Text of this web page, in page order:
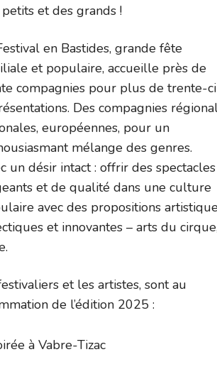
et des grands !
en Bastides, grande fête
et populaire, accueille près de
compagnies pour plus de trente-
Des compagnies
européennes, pour un
mélange des genres.
un désir intact : offrir des spectacles
et de qualité dans une culture
avec des propositions
et innovantes – arts du
et les artistes, sont au
de l’édition 2025 :
à Vabre-Tizac